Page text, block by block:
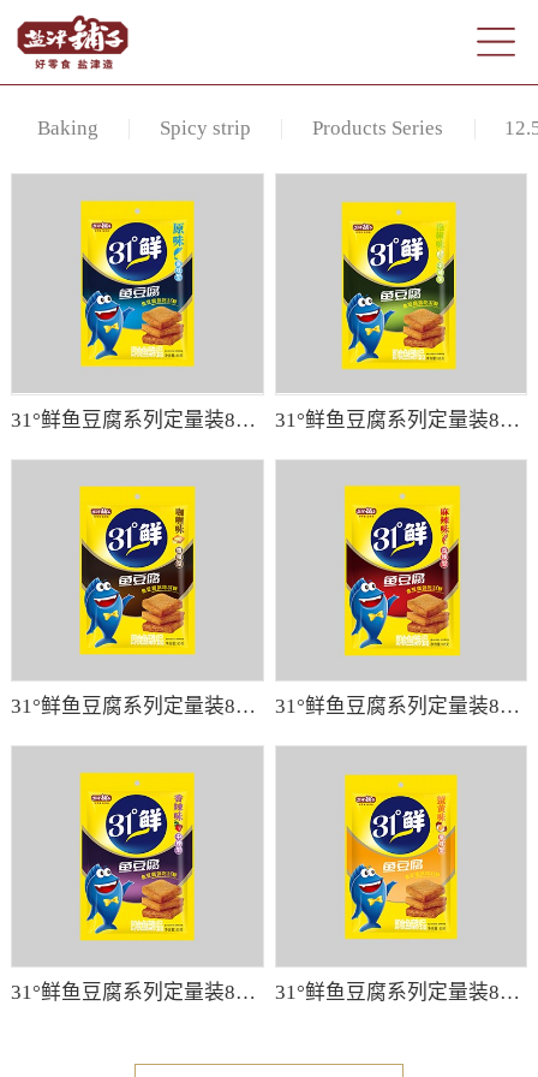
Baking Spicy strip Products Series
31°鲜鱼豆腐系列定量装85g（原味） 31°鲜鱼豆腐系列定量装85g（泡椒味）
31°鲜鱼豆腐系列定量装85g（咖喱味） 31°鲜鱼豆腐系列定量装85g（麻辣味）
31°鲜鱼豆腐系列定量装85g（香辣味） 31°鲜鱼豆腐系列定量装85g（蟹黄味）